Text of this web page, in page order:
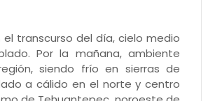
el transcurso del día, cielo medio
Por la mañana, ambiente
siendo frío en sierras de
a cálido en el norte y centro